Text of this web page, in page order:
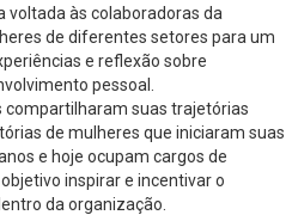
voltada às colaboradoras da
de diferentes setores para um
e reflexão sobre
pessoal.
compartilharam suas trajetórias
de mulheres que iniciaram suas
e hoje ocupam cargos de
inspirar e incentivar o
da organização.